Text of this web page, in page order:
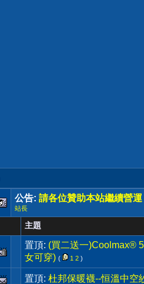
公告: 請各位贊助本站繼續營運
站長
主題
置頂: (買二送一)Coolmax®
女可穿) ( 1 2 )
置頂: 杜邦保暖襪--恒溫中空